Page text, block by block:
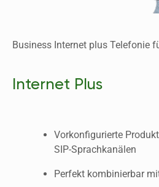
Business Internet plus Telefonie
Internet Plus
Vorkonfigurierte
SIP-Sprachkanälen
Perfekt kombinierbar